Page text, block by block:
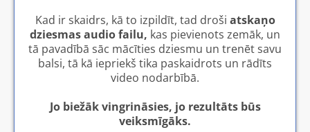
Kad ir skaidrs, kā to izpildīt, tad droši atskaņo
dziesmas audio failu, kas pievienots zemāk, un
tā pavadībā sāc mācīties dziesmu un trenēt savu
balsi, tā kā iepriekš tika paskaidrots un rādīts
video nodarbībā.
Jo biežāk vingrināsies, jo rezultāts būs
veiksmīgāks.